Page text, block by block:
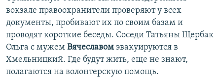
вокзале правоохранители проверяют у всех
документы, пробивают их по своим базам и
проводят короткие беседы. Соседи Татьяны Щербак
Ольга с мужем Вячеславом эвакуируются в
Хмельницкий. Где будут жить, еще не знают,
полагаются на волонтерскую помощь.